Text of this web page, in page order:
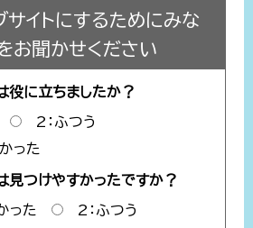
サイトにするためにみな
お聞かせください
役に立ちましたか？
2：ふつう
った
見つけやすかったですか？
った
2：ふつう